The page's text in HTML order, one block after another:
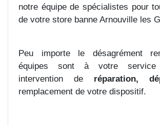
notre équipe de spécialistes pour
de votre store banne Arnouville les
Peu importe le désagrément
équipes sont à votre
intervention de réparation,
remplacement de votre dispositif.